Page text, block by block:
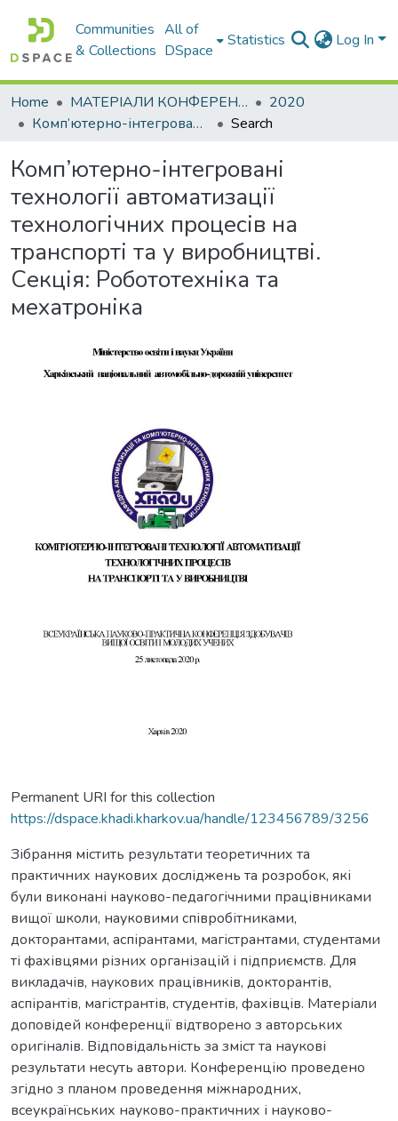
Communities
& Collections
All of
DSpace
Statistics Log In
Home МАТЕРІАЛИ КОНФЕРЕНЦІЙ
2020
Комп’ютерно-інтегровані технології автоматизації технологічних процесів на транспорті та у виробництві. Секція: Робототехніка та мехатроніка
Search
Комп’ютерно-інтегровані
технології автоматизації
технологічних процесів на
транспорті та у виробництві.
Секція: Робототехніка та
мехатроніка
Permanent URI for this collection
https://dspace.khadi.kharkov.ua/handle/123456789/3256
Зібрання містить результати теоретичних та
практичних наукових досліджень та розробок, які
були виконані науково-педагогічними працівниками
вищої школи, науковими співробітниками,
докторантами, аспірантами, магістрантами, студентами
ті фахівцями різних організацій і підприємств. Для
викладачів, наукових працівників, докторантів,
аспірантів, магістрантів, студентів, фахівців. Матеріали
доповідей конференції відтворено з авторських
оригіналів. Відповідальність за зміст та наукові
результати несуть автори. Конференцію проведено
згідно з планом проведення міжнародних,
всеукраїнських науково-практичних і науково-